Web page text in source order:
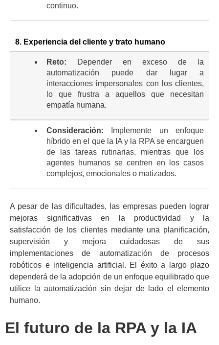
continuo.
8. Experiencia del cliente y trato humano
Reto: Depender en exceso de la
automatización puede dar lugar a
interacciones impersonales con los clientes,
lo que frustra a aquellos que necesitan
empatía humana.
Consideración: Implemente un enfoque
híbrido en el que la IA y la RPA se encarguen
de las tareas rutinarias, mientras que los
agentes humanos se centren en los casos
complejos, emocionales o matizados.
A pesar de las dificultades, las empresas pueden lograr
mejoras significativas en la productividad y la
satisfacción de los clientes mediante una planificación,
supervisión y mejora cuidadosas de sus
implementaciones de automatización de procesos
robóticos e inteligencia artificial. El éxito a largo plazo
dependerá de la adopción de un enfoque equilibrado que
utilice la automatización sin dejar de lado el elemento
humano.
El futuro de la RPA y la IA